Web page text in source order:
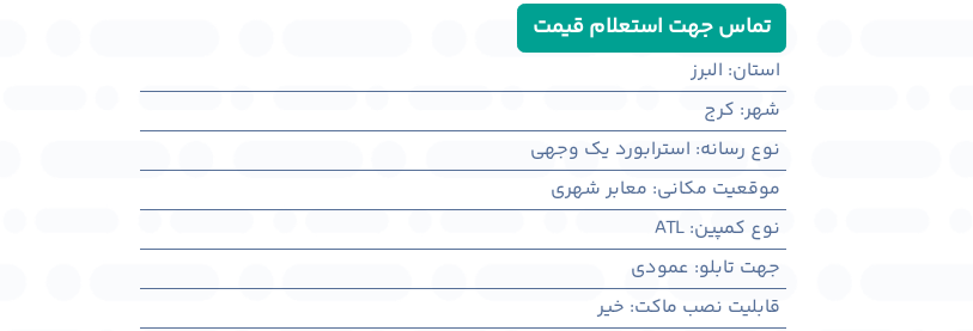
تماس جهت استعلام قیمت
استان: البرز
شهر: كرج
نوع رسانه: استرابورد یک وجهی
موقعیت مکانی: معابر شهری
نوع کمپین:
ATL
جهت تابلو: عمودی
قابلیت نصب ماکت: خیر